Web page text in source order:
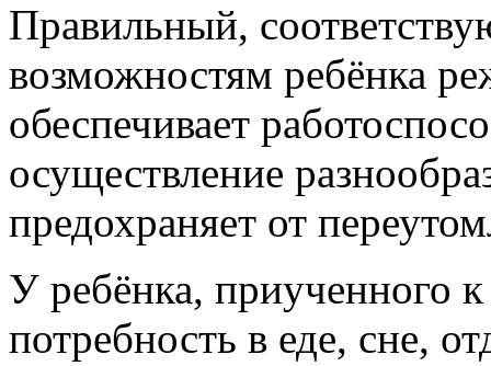
Правильный,
возможностям ребёнка
обеспечивает
осуществление
предохраняет от
У ребёнка, приученного
потребность в еде, сне,